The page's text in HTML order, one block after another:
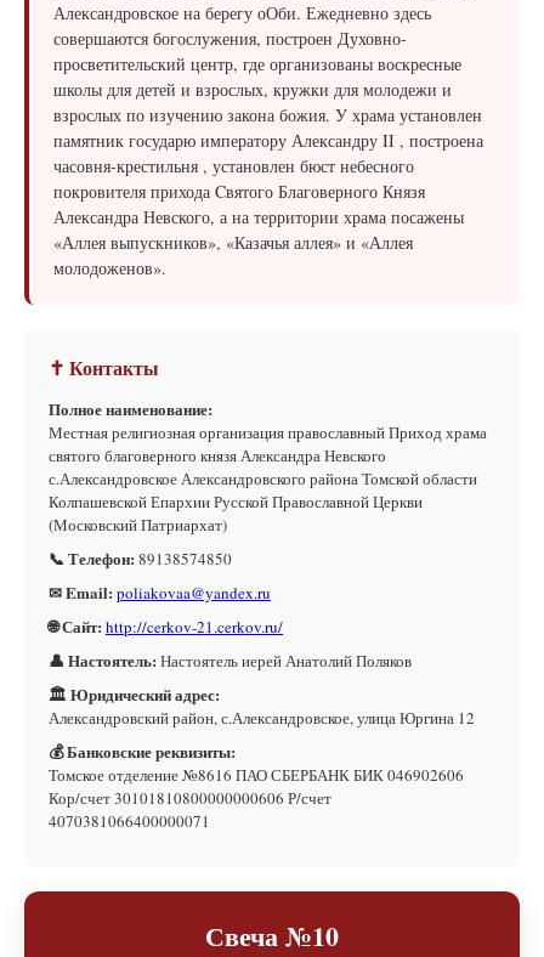
Александровское на берегу оОби. Ежедневно здесь
совершаются богослужения, построен Духовно-
просветительский центр, где организованы воскресные
школы для детей и взрослых, кружки для молодежи и
взрослых по изучению закона божия. У храма установлен
памятник государю императору Александру II , построена
часовня-крестильня , установлен бюст небесного
покровителя прихода Cвятого Благоверного Князя
Александра Невского, а на территории храма посажены
«Аллея выпускников», «Казачья аллея» и «Аллея
молодоженов».
✝ Контакты
Полное наименование:
Местная религиозная организация православный Приход храма
святого благоверного князя Александра Невского
с.Александровское Александровского района Томской области
Колпашевской Епархии Русской Православной Церкви
(Московский Патриархат)
📞 Телефон: 89138574850
✉ Email: poliakovaa@yandex.ru
🌐 Сайт: http://cerkov-21.cerkov.ru/
👤 Настоятель: Настоятель иерей Анатолий Поляков
🏛 Юридический адрес:
Александровский район, с.Александровское, улица Юргина 12
💰 Банковские реквизиты:
Томское отделение №8616 ПАО СБЕРБАНК БИК 046902606
Кор/счет 30101810800000000606 Р/счет
4070381066400000071
Свеча №10